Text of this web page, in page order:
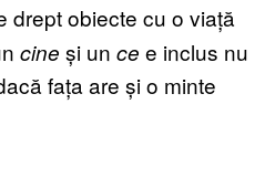
drept obiecte cu o viață
cine și un ce e inclus nu
fața are și o minte